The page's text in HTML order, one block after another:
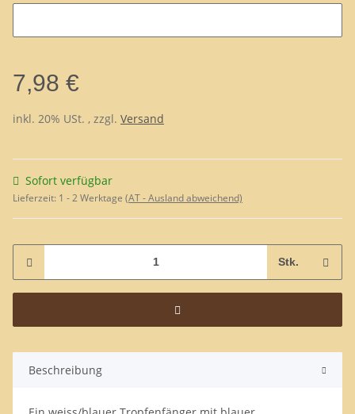
7,98 €
inkl. 20% USt. , zzgl. Versand
Sofort verfügbar
Lieferzeit: 1 - 2 Werktage (AT - Ausland abweichend)
Stk.
Beschreibung